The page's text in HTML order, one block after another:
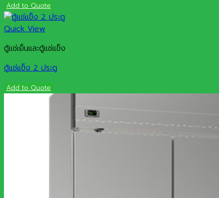
Add to Quote
Quick View
ตู้แช่เย็นและตู้แช่แข็ง
ตู้แช่แข็ง 2 ประตู
Add to Quote